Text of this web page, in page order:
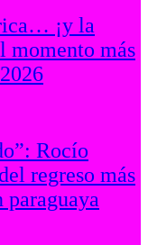
¡y la
momento más
Rocío
regreso más
paraguaya